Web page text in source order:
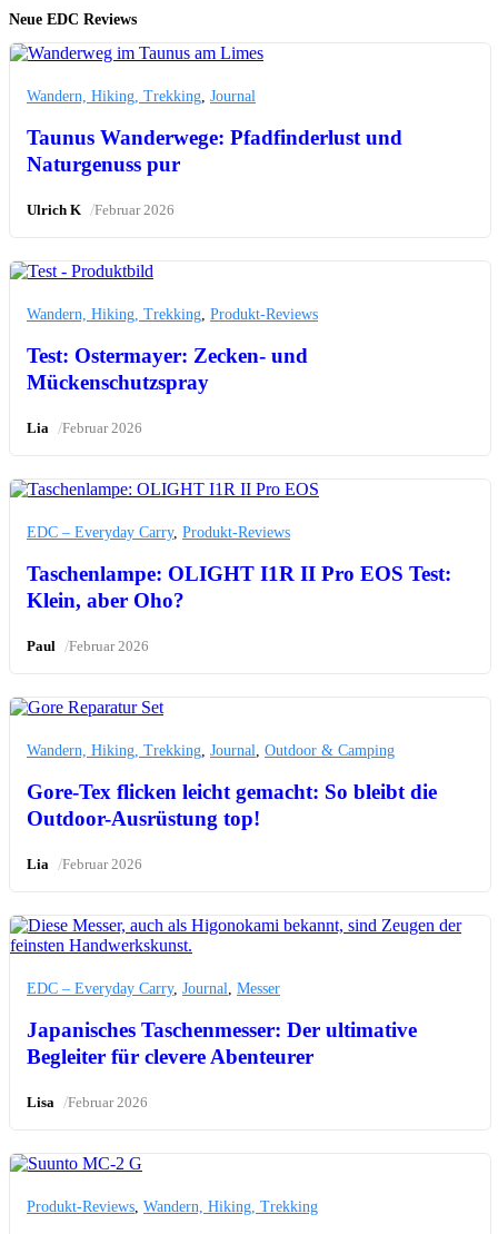
Neue EDC Reviews
Wandern, Hiking, Trekking Journal
Taunus Wanderwege: Pfadfinderlust und
Naturgenuss pur
Ulrich K /Februar 2026
Wandern, Hiking, Trekking Produkt-Reviews
Test: Ostermayer: Zecken- und
Mückenschutzspray
Lia /Februar 2026
EDC – Everyday Carry, Produkt-Reviews
Taschenlampe: OLIGHT I1R II Pro EOS Test:
Klein, aber Oho?
Paul /Februar 2026
Wandern, Hiking, Trekking Journal Outdoor & Camping
Gore-Tex flicken leicht gemacht: So bleibt die
Outdoor-Ausrüstung top!
Lia /Februar 2026
EDC – Everyday Carry, Journal Messer
Japanisches Taschenmesser: Der ultimative
Begleiter für clevere Abenteurer
Lisa /Februar 2026
Produkt-Reviews Wandern, Hiking, Trekking